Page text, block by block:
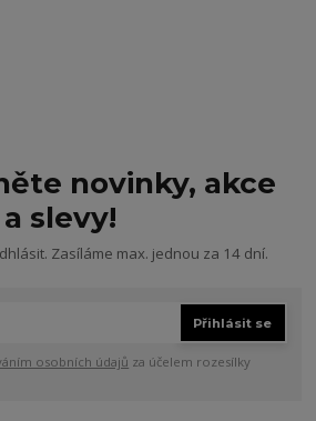
novinky, akce
a slevy!
Zasíláme max. jednou za 14 dní.
Přihlásit se
osobních údajů za účelem rozesílky